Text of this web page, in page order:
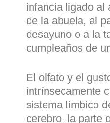
infancia ligado al
de la abuela, al
desayuno o a la
cumpleaños de
El olfato y el
intrínsecamente
sistema límbico
cerebro, la parte